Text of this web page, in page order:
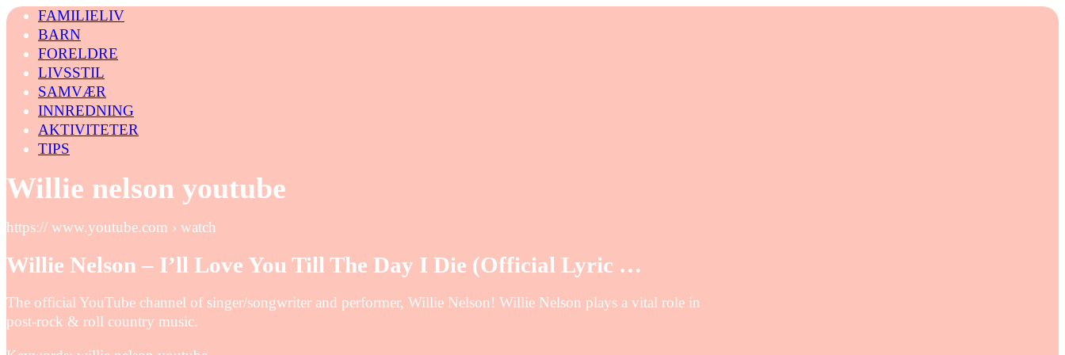
FAMILIELIV
BARN
FORELDRE
LIVSSTIL
SAMVÆR
INNREDNING
AKTIVITETER
TIPS
Willie nelson youtube
https:// www.youtube.com › watch
Willie Nelson – I’ll Love You Till The Day I Die (Official Lyric …
The official YouTube channel of singer/songwriter and performer, Willie Nelson! Willie Nelson plays a vital role in
post-rock & roll country music.